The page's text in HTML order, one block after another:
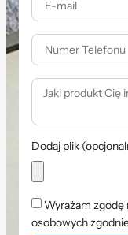
Dodaj plik
Wyrażam zgodę
osobowych